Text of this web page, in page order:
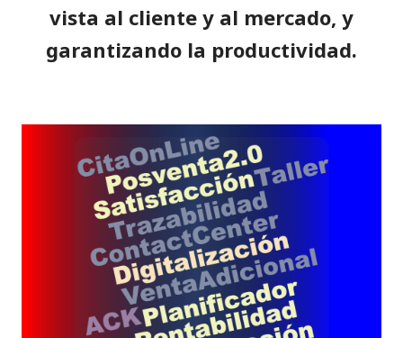
vista al cliente y al mercado, y
garantizando la productividad.